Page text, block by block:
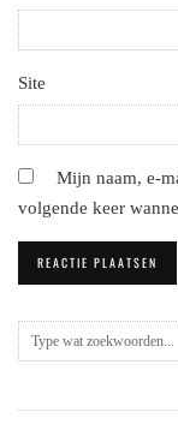
Site
Mijn naam, e-
volgende keer